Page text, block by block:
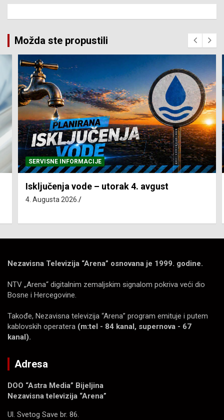
Možda ste propustili
SERVISNE INFORMACIJE
Isključenja vode – utorak 4. avgust
4. Augusta 2026.
Nezavisna Televizija “Arena” osnovana je 1999. godine.
NTV „Arena“ digitalnim zemaljskim signalom pokriva veći dio
Bosne i Hercegovine.
Takođe, Nezavisna televizija “Arena” program emituje i putem
kablovskih operatera (m:tel - 84 kanal, supernova - 67
kanal).
Adresa
DOO “Astra Media” Bijeljina
Nezavisna televizija “Arena”
Ul. Svetog Save br. 86.